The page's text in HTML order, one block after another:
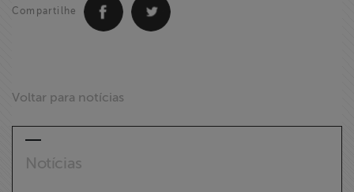
Compartilhe
Voltar para notícias
Notícias